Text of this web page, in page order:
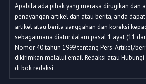
Apabila ada pihak yang merasa dirugikan dan
penayangan artikel dan atau berita, anda
artikel atau berita sanggahan dan koreksi
sebagaimana diatur dalam pasal 1 ayat (11
Nomor 40 tahun 1999 tentang Pers. Artikel/
dikirimkan melalui email Redaksi atau
di bok redaksi